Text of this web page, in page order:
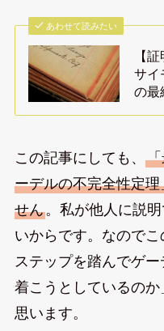
あわせて読みたい
【
サイ
の最
この記事にしても、
ーデルの不完全性定
せん。私が他人に説
いからです。なので
ステップを踏んでゲ
着こうとしているの
思います。